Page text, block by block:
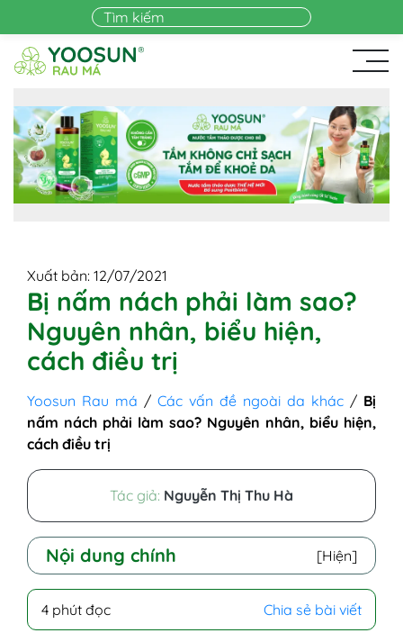
Skip to main content
Xuất bản: 12/07/2021
Bị nấm nách phải làm sao?
Nguyên nhân, biểu hiện,
cách điều trị
Yoosun Rau má / Các vấn đề ngoài da khác / Bị
nấm nách phải làm sao? Nguyên nhân, biểu hiện,
cách điều trị
Tác giả: Nguyễn Thị Thu Hà
Nội dung chính [Hiện]
II - Nguyên nhân gây nấm ở nách
4 phút đọc Chia sẻ bài viết